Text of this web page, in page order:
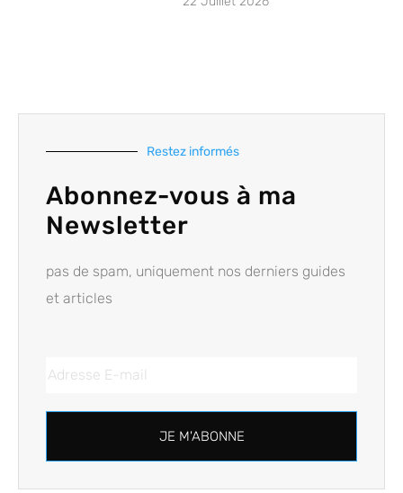
Restez informés
Abonnez-vous à ma
Newsletter
pas de spam, uniquement nos derniers guides
et articles
JE M'ABONNE